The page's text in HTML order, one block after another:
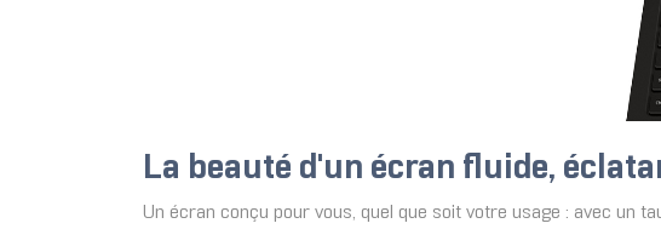
La beauté d'un écran fluide,
Un écran conçu pour vous, quel que soit votre usage : avec un